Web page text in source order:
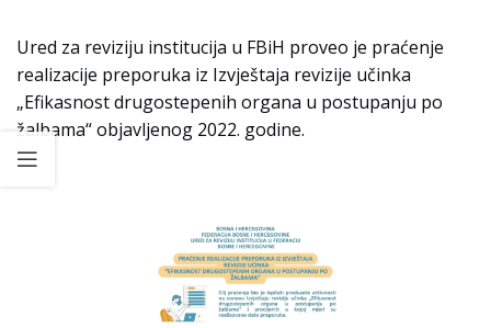
Ured za reviziju institucija u FBiH proveo je praćenje
realizacije preporuka iz Izvještaja revizije učinka
„Efikasnost drugostepenih organa u postupanju po
žalbama“ objavljenog 2022. godine.